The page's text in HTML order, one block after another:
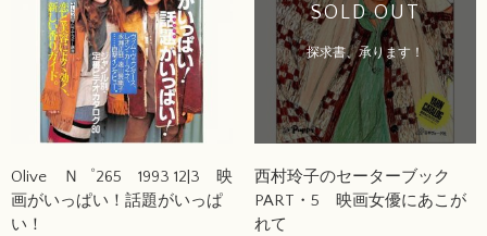
Olive Ｎ゜265 1993 12|3 映
画がいっぱい！話題がいっぱ
い！
SOLD OUT
探求書、承ります！
西村玲子のセーターブック
PART・5 映画女優にあこが
れて